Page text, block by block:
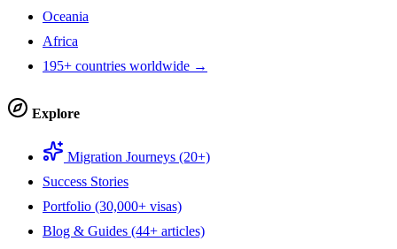
Oceania
Africa
195+ countries worldwide →
Explore
Migration Journeys (20+)
Success Stories
Portfolio (30,000+ visas)
Blog & Guides (44+ articles)